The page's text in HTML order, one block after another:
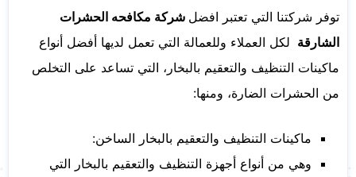
توفر شركتنا التي تعتبر افضل شركة مكافحه الحشرات
الشارقة لكل العملاء وللعمالة التي تعمل لديها أفضل أنواع
ماكينات التنظيف والتعقيم بالبخار، التي تساعد على التخلص
من الحشرات الضارة، ومنها:
ماكينات التنظيف والتعقيم بالبخار الساخن:
وهي من أنواع أجهزة التنظيف والتعقيم بالبخار التي